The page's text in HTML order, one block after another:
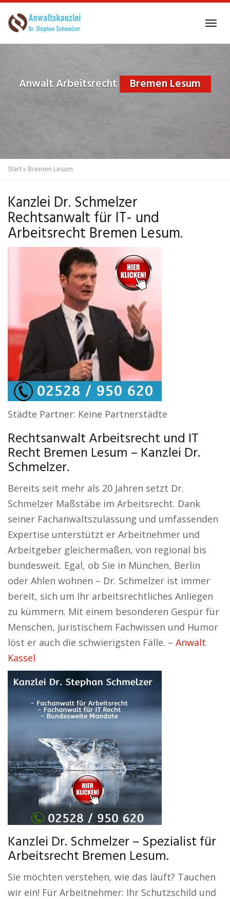
to
Anwalt Arbeitsrecht Bremen Lesum
Start» Bremen Lesum
Kanzlei Dr. Schmelzer
Rechtsanwalt für IT- und
Arbeitsrecht Bremen Lesum.
Städte Partner: Keine Partnerstädte
Rechtsanwalt Arbeitsrecht und IT
Recht Bremen Lesum – Kanzlei Dr.
Schmelzer.
Bereits seit mehr als 20 Jahren setzt Dr.
Schmelzer Maßstäbe im Arbeitsrecht. Dank
seiner Fachanwaltszulassung und umfassenden
Expertise unterstützt er Arbeitnehmer und
Arbeitgeber gleichermaßen, von regional bis
bundesweit. Egal, ob Sie in München, Berlin
oder Ahlen wohnen – Dr. Schmelzer ist immer
bereit, sich um Ihr arbeitsrechtliches Anliegen
zu kümmern. Mit einem besonderen Gespür für
Menschen, juristischem Fachwissen und Humor
löst er auch die schwierigsten Fälle. – Anwalt
Kassel
Kanzlei Dr. Schmelzer – Spezialist für
Arbeitsrecht Bremen Lesum.
Sie möchten verstehen, wie das läuft? Tauchen
wir ein! Für Arbeitnehmer: Ihr Schutzschild und